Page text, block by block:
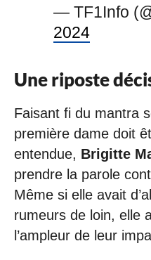
— TF1Info
2024
Une riposte
Faisant fi du mantra
première dame doit
entendue, Brigitte
prendre la parole
Même si elle avait
rumeurs de loin, elle
l’ampleur de leur